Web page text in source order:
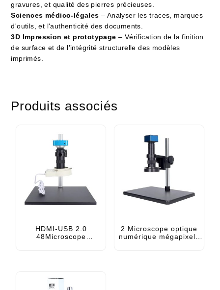
gravures, et qualité des pierres précieuses.
Sciences médico-légales – Analyser les traces, marques
d'outils, et l'authenticité des documents.
3D Impression et prototypage – Vérification de la finition
de surface et de l’intégrité structurelle des modèles
imprimés.
Produits associés
HDMI-USB 2.0
48Microscope
2 Microscope optique
numérique mégapixels